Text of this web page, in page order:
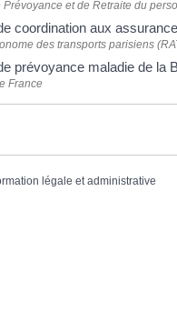
Prévoyance et de Retraite du
coordination aux
des transports parisiens
prévoyance maladie de la
France
légale et administrative